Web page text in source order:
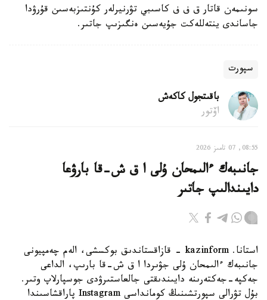
سونىمەن قاتار ق ف ف كاسىبي تۋرنيرلەر كۇنتىزبەسىن قۇرۋدا
جاساندى ينتەللەكت جۇيەسىن ەنگىزىپ جاتىر.
سپورت
باقىتجول كاكەش
اۆتور
08:55, 07 تامىز 2026
جانىبەك ءالىمحان ۇلى ا ق ش-قا بارۋعا
دايىندالىپ جاتىر
استانا. kazinform - قازاقستاندىق بوكسشى، الەم چەمپيونى
جانىبەك ءالىمحان ۇلى جۋىردا ا ق ش-قا بارىپ، الداعى
جەكپە-جەكتەرىنە دايىندىقتى جالعاستىرۋدى جوسپارلاپ وتىر.
بۇل تۋرالى سپورتشىنىڭ كومانداسى Instagram پاراقشاسىندا